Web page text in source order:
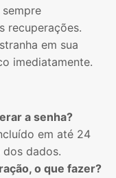
recuperações.
em sua
imediatamente.
a senha?
em até 24
dados.
o que fazer?